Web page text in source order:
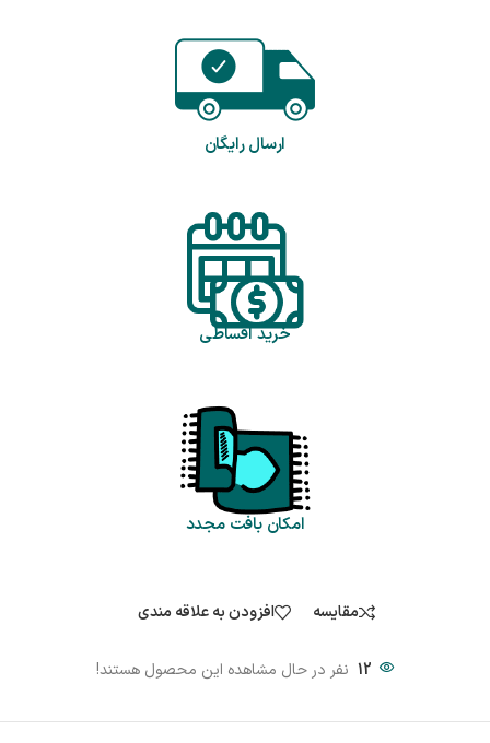
ارسال رایگان
خرید اقساطی
امکان بافت مجدد
مقایسه افزودن به علاقه مندی
12 نفر در حال مشاهده این محصول هستند!